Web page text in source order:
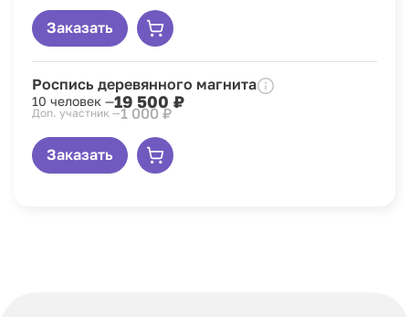
Заказать
Роспись деревянного магнита
10 человек —19 500 ₽
Доп. участник —1 000 ₽
Заказать